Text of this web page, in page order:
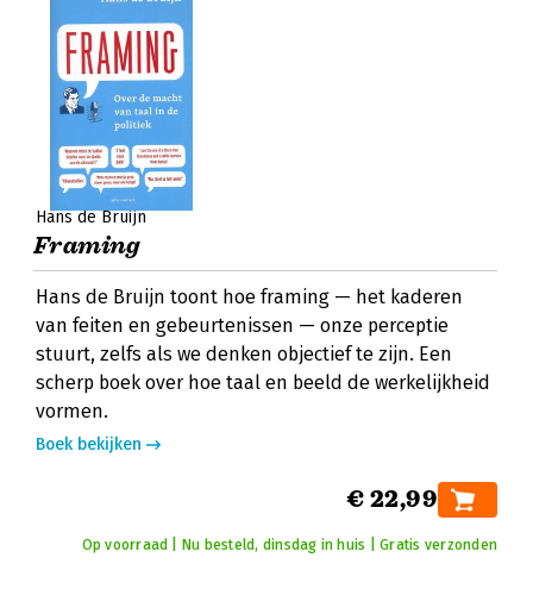
Hans de Bruijn
Framing
Hans de Bruijn toont hoe framing — het kaderen
van feiten en gebeurtenissen — onze perceptie
stuurt, zelfs als we denken objectief te zijn. Een
scherp boek over hoe taal en beeld de werkelijkheid
vormen.
Boek bekijken
€ 22,99
Op voorraad | Nu besteld, dinsdag in huis | Gratis verzonden